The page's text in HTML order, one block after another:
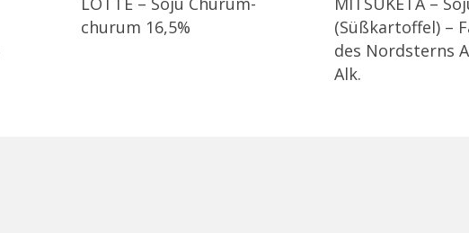
churum 16,5%
(Süßkartoffel) –
des Nordsterns
Alk.